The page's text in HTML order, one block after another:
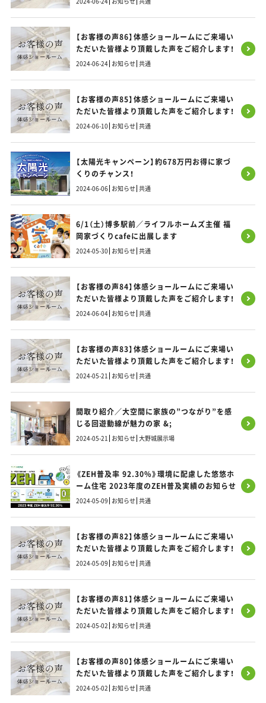
【お客様の声86】体感ショールームにご来場い
ただいた皆様より頂戴した声をご紹介します！
2024-06-24 お知らせ 共通
【お客様の声85】体感ショールームにご来場い
ただいた皆様より頂戴した声をご紹介します！
2024-06-10 お知らせ 共通
【太陽光キャンペーン】約678万円お得に家づ
くりのチャンス！
2024-06-06 お知らせ 共通
6/1（土）博多駅前／ライフルホームズ主催 福
岡家づくりcafeに出展します
2024-05-30 お知らせ 共通
【お客様の声84】体感ショールームにご来場い
ただいた皆様より頂戴した声をご紹介します！
2024-06-04 お知らせ 共通
【お客様の声83】体感ショールームにご来場い
ただいた皆様より頂戴した声をご紹介します！
2024-05-21 お知らせ 共通
間取り紹介／大空間に家族の”つながり”を感
じる回遊動線が魅力の家 &;
2024-05-21 お知らせ 大野城展示場
《ZEH普及率 92.30%》環境に配慮した悠悠ホ
ーム住宅 2023年度のZEH普及実績のお知らせ
2024-05-09 お知らせ 共通
【お客様の声82】体感ショールームにご来場い
ただいた皆様より頂戴した声をご紹介します！
2024-05-09 お知らせ 共通
【お客様の声81】体感ショールームにご来場い
ただいた皆様より頂戴した声をご紹介します！
2024-05-02 お知らせ 共通
【お客様の声80】体感ショールームにご来場い
ただいた皆様より頂戴した声をご紹介します！
2024-05-02 お知らせ 共通